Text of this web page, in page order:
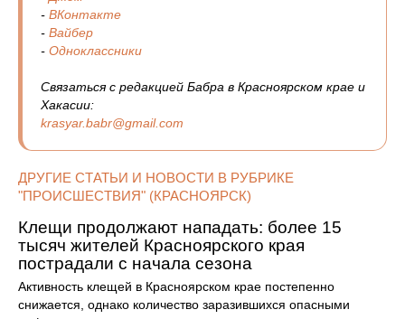
- ВКонтакте
- Вайбер
- Одноклассники
Связаться с редакцией Бабра в Красноярском крае и
Хакасии:
krasyar.babr@gmail.com
ДРУГИЕ СТАТЬИ И НОВОСТИ В РУБРИКЕ
"ПРОИСШЕСТВИЯ" (КРАСНОЯРСК)
Клещи продолжают нападать: более 15
тысяч жителей Красноярского края
пострадали с начала сезона
Активность клещей в Красноярском крае постепенно
снижается, однако количество заразившихся опасными